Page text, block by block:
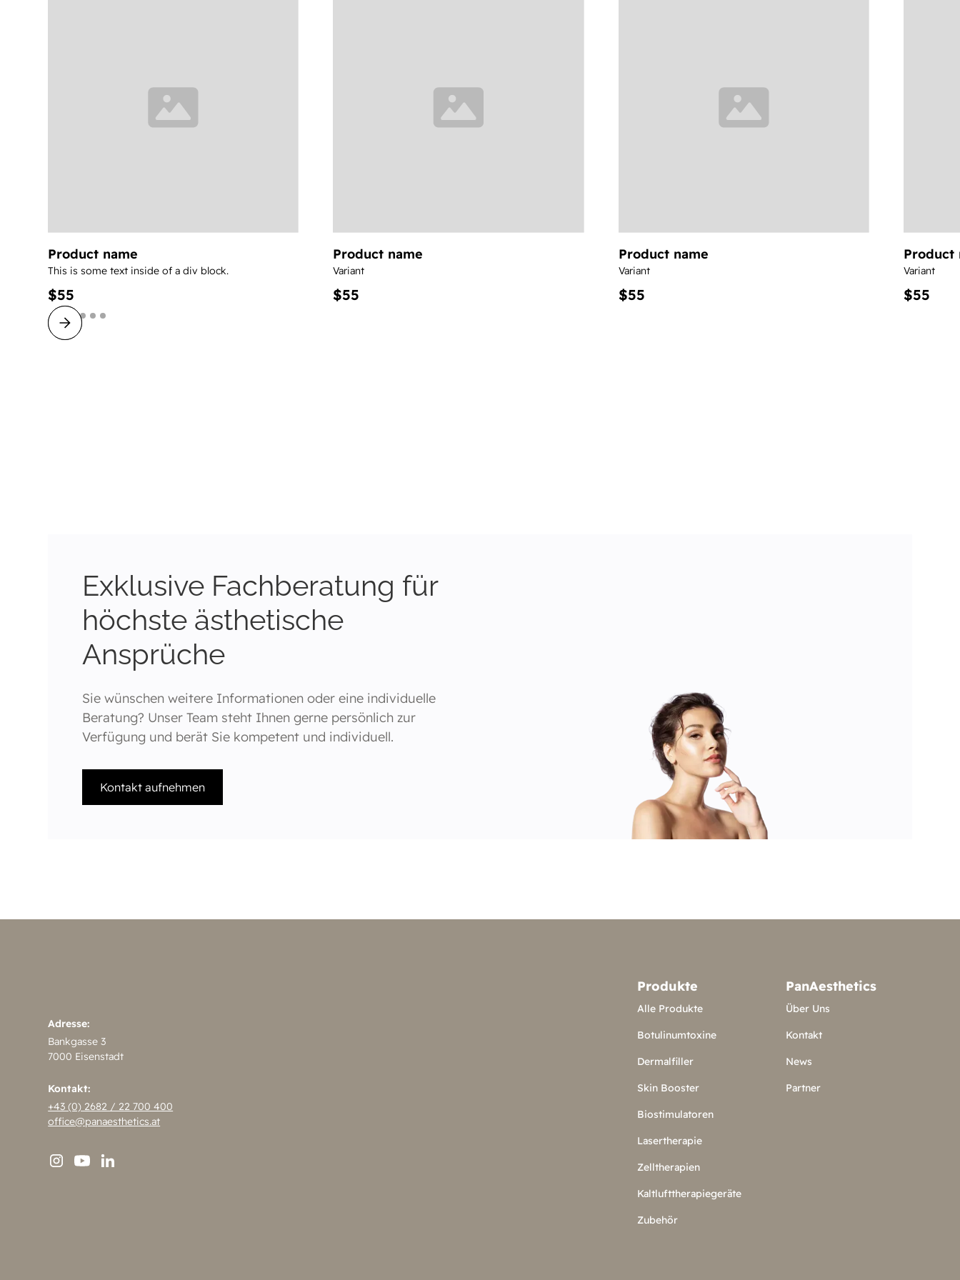
Product name
This is some text inside of a div block.
$55
Product name
Variant
$55
Product name
Variant
$55
Product
Variant
$55
Exklusive Fachberatung für
höchste ästhetische
Ansprüche
Sie wünschen weitere Informationen oder eine individuelle
Beratung? Unser Team steht Ihnen gerne persönlich zur
Verfügung und berät Sie kompetent und individuell.
Kontakt aufnehmen
Adresse:
Bankgasse 3
7000 Eisenstadt
Kontakt:
+43 (0) 2682 / 22 700 400
office@panaesthetics.at
Produkte
Alle Produkte
Botulinumtoxine
Dermalfiller
Skin Booster
Biostimulatoren
Lasertherapie
Zelltherapien
Kaltlufttherapiegeräte
Zubehör
PanAesthetics
Über Uns
Kontakt
News
Partner